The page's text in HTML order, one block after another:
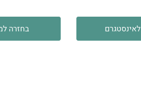
בחזרה לאינסטגרם